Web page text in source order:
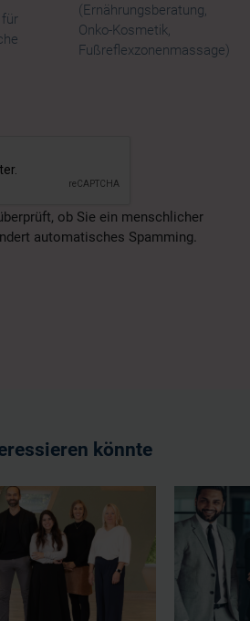
für
(Ernährungsberatung,
Onko-Kosmetik,
Fußreflexzonenmassage)
ob Sie ein menschlicher
automatisches Spamming.
könnte